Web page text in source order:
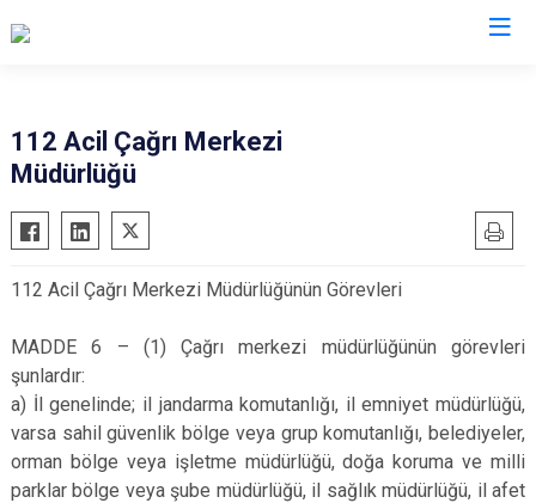
112 Acil Çağrı Merkezi
Müdürlüğü
112 Acil Çağrı Merkezi Müdürlüğünün Görevleri
MADDE 6 – (1) Çağrı merkezi müdürlüğünün görevleri
şunlardır:
a) İl genelinde; il jandarma komutanlığı, il emniyet müdürlüğü,
varsa sahil güvenlik bölge veya grup komutanlığı, belediyeler,
orman bölge veya işletme müdürlüğü, doğa koruma ve milli
parklar bölge veya şube müdürlüğü, il sağlık müdürlüğü, il afet